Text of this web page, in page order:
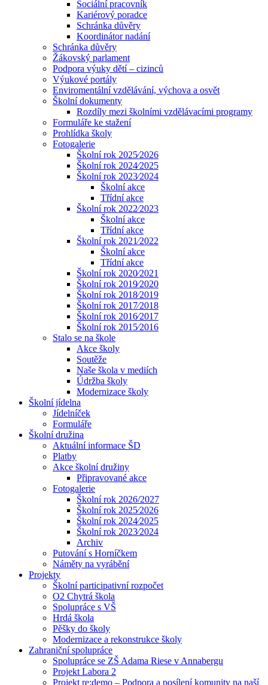
Sociální pracovník
Kariérový poradce
Schránka důvěry
Koordinátor nadání
Schránka důvěry
Žákovský parlament
Podpora výuky dětí – cizinců
Výukové portály
Enviromentální vzdělávání, výchova a osvět
Školní dokumenty
Rozdíly mezi školními vzdělávacími programy
Formuláře ke stažení
Prohlídka školy
Fotogalerie
Školní rok 2025⁄2026
Školní rok 2024⁄2025
Školní rok 2023⁄2024
Školní akce
Třídní akce
Školní rok 2022⁄2023
Školní akce
Třídní akce
Školní rok 2021⁄2022
Školní akce
Třídní akce
Školní rok 2020⁄2021
Školní rok 2019⁄2020
Školní rok 2018⁄2019
Školní rok 2017⁄2018
Školní rok 2016⁄2017
Školní rok 2015⁄2016
Stalo se na škole
Akce školy
Soutěže
Naše škola v mediích
Údržba školy
Modernizace školy
Školní jídelna
Jídelníček
Formuláře
Školní družina
Aktuální informace ŠD
Platby
Akce školní družiny
Připravované akce
Fotogalerie
Školní rok 2026/2027
Školní rok 2025⁄2026
Školní rok 2024⁄2025
Školní rok 2023⁄2024
Archiv
Putování s Horníčkem
Náměty na vyrábění
Projekty
Školní participativní rozpočet
O2 Chytrá škola
Spolupráce s VŠ
Hrdá škola
Pěšky do školy
Modernizace a rekonstrukce školy
Zahraniční spolupráce
Spolupráce se ZŠ Adama Riese v Annabergu
Projekt Labora 2
Projekt re:demo – Podpora a posílení komunity na naší